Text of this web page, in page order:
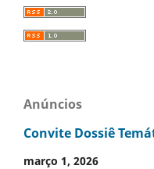
Anúncios
Convite Dossiê
março 1, 2026